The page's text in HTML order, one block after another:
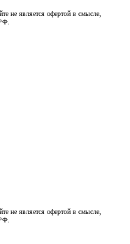
не является офертой в смысле,
не является офертой в смысле,